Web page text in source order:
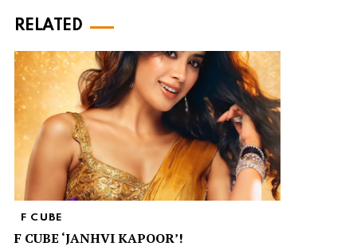
RELATED
F CUBE
F CUBE ‘JANHVI KAPOOR’!